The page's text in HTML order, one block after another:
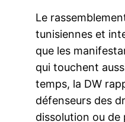
Le
tunisiennes et
que les
qui touchent
temps, la DW
défenseurs des
dissolution ou de